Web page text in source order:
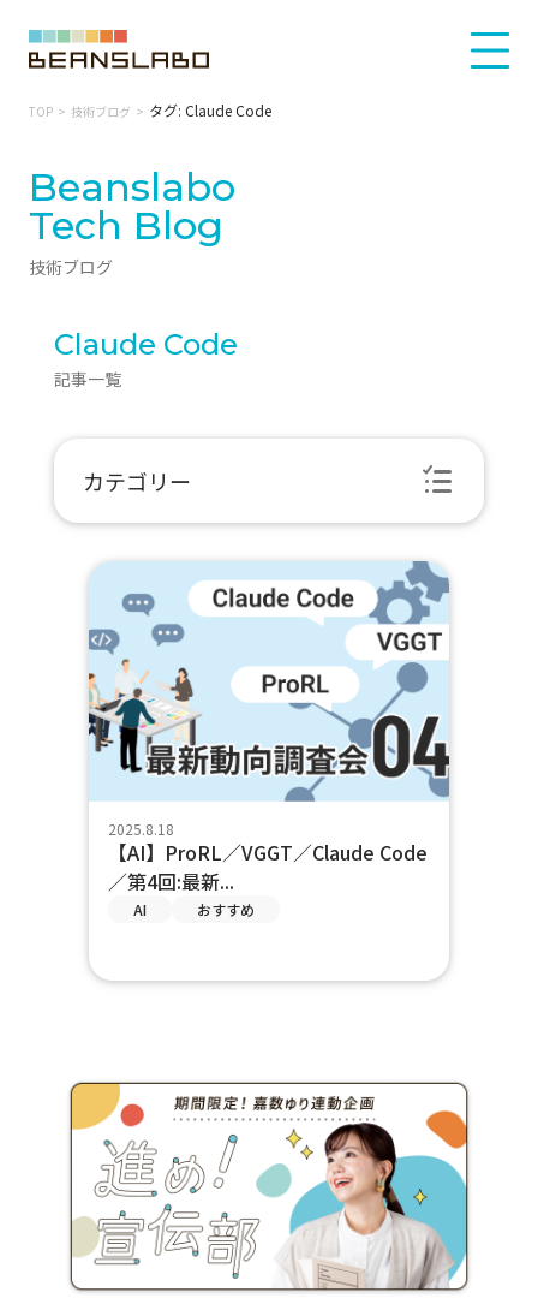
TOP 技術ブログ タグ: Claude Code
Beanslabo
Tech Blog
技術ブログ
Claude Code
記事一覧
カテゴリー
2025.8.18
【AI】ProRL／VGGT／Claude Code
／第4回:最新...
AI おすすめ